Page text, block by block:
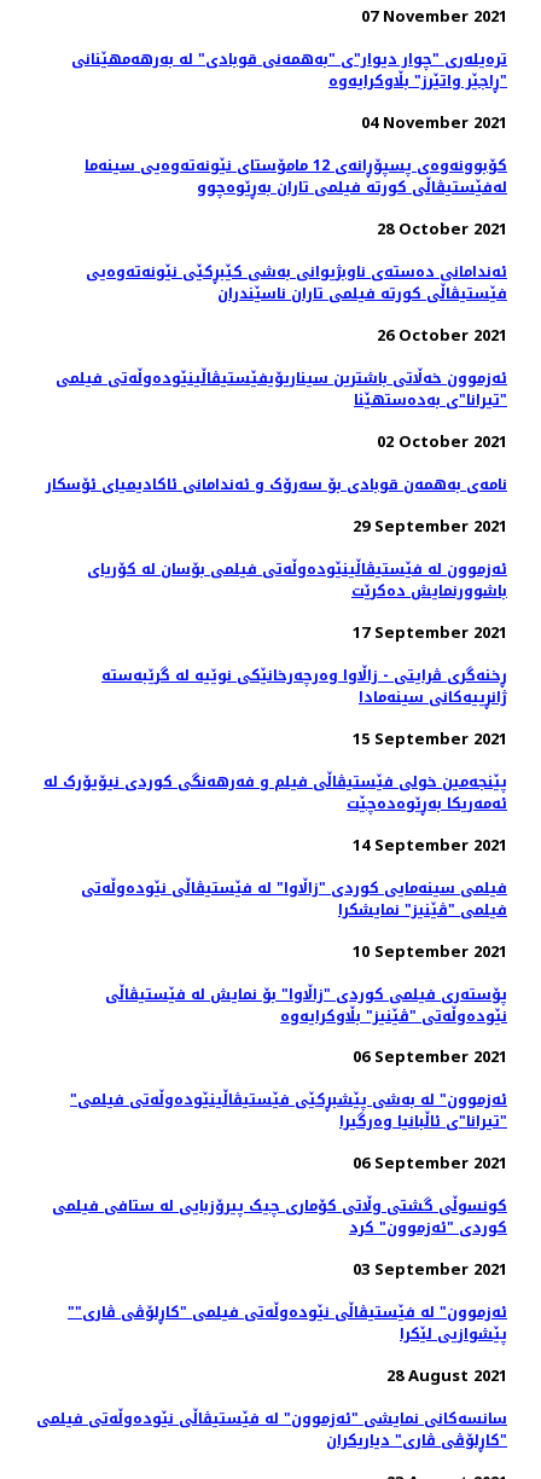
07 November 2021
ترەیلەری "چوار دیوار"ی "بەهمەنی قوبادی" لە بەرهەمهێنانی
"ڕاجێر واتێرز" بڵاوکرایەوە
04 November 2021
کۆبوونه‌وه‌ی پسپۆڕانه‌ی 12 مامۆستای نێونه‌ته‌وه‌یی سینه‌ما
له‌فێستیڤاڵی کورته‌ فیلمی تاران به‌ڕێوه‌چوو
28 October 2021
ئه‌ندامانی ده‌سته‌ی ناوبژیوانی به‌شی کێبڕکێی نێونه‌ته‌وه‌یی
فێستیڤاڵی کورته‌ فیلمی تاران ناسێندران
26 October 2021
ئەزموون خەڵاتی باشترین سیناریۆیفێستیڤاڵینێوده‌وڵه‌تی فیلمی
"تیرانا"ی به‌ده‌ستهێنا
02 October 2021
نامه‌ی به‌همه‌ن قوبادی بۆ سه‌رۆک و ئه‌ندامانی ئاکادیمیای ئۆسکار
29 September 2021
ئەزموون لە فێستیڤاڵینێوده‌وڵه‌تی فیلمی بۆسان له کۆریای
باشوورنمایش ده‌کرێت
17 September 2021
ڕخنەگری ڤرایتی - زاڵاوا وەرچەرخانێکی نوێیە لە گرێبەستە
ژانڕییەکانی سینەمادا
15 September 2021
پێنجەمین خولی فێستیڤاڵی فیلم و فەرهەنگی کوردی نیۆیۆرک لە
ئەمەریکا بەڕێوەدەچێت
14 September 2021
فیلمی سینەمایی کوردی "زاڵاوا" لە فێستیڤاڵی نێودەوڵەتی
فیلمی "ڤێنیز" نمایشکرا
10 September 2021
پۆستەری فیلمی کوردی "زاڵاوا" بۆ نمایش لە فێستیڤاڵی
نێودەوڵەتی "ڤێنیز" بڵاوکرایەوە
06 September 2021
"ئەزموون" لە به‌شی پێشبڕکێی فێستیڤاڵینێوده‌وڵه‌تی فیلمی
"تیرانا"ی ئاڵبانیا وه‌رگیرا
06 September 2021
کونسوڵی گشتی وڵاتی کۆماری چیک پیرۆزبایی لە ستافی فیلمی
کوردی "ئەزموون" کرد
03 September 2021
"ئەزموون" لە فێستیڤاڵی نێوده‌وڵه‌تی فیلمی "کاڕلۆڤی ڤاری"
پێشوازیی لێکرا
28 August 2021
سانسه‌کانی نمایشی "ئەزموون" لە فێستیڤاڵی نێوده‌وڵه‌تی فیلمی
"کاڕلۆڤی ڤاری" دیاریکران